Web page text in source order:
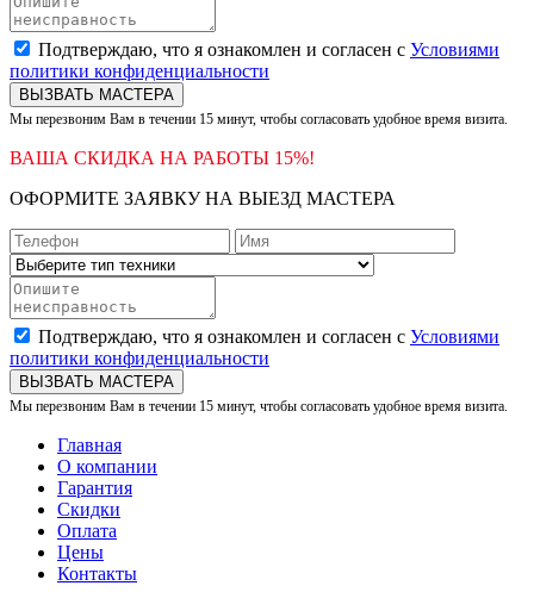
Подтверждаю, что я ознакомлен и согласен с Условиями
политики конфиденциальности
ВЫЗВАТЬ МАСТЕРА
Мы перезвоним Вам в течении 15 минут, чтобы согласовать удобное время визита.
ВАША СКИДКА НА РАБОТЫ 15%!
ОФОРМИТЕ ЗАЯВКУ НА ВЫЕЗД МАСТЕРА
Подтверждаю, что я ознакомлен и согласен с Условиями
политики конфиденциальности
ВЫЗВАТЬ МАСТЕРА
Мы перезвоним Вам в течении 15 минут, чтобы согласовать удобное время визита.
Главная
О компании
Гарантия
Скидки
Оплата
Цены
Контакты